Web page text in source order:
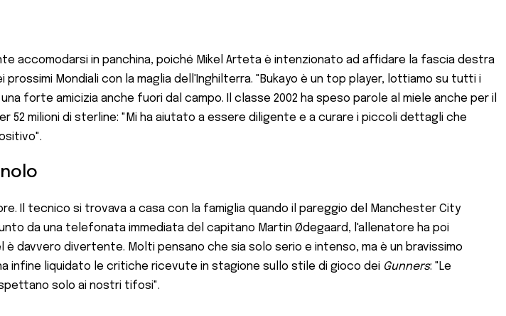
accomodarsi in panchina, poiché Mikel Arteta è intenzionato ad affidare la fascia destra
Mondiali con la maglia dell'Inghilterra. "Bukayo è un top player, lottiamo su tutti i
forte amicizia anche fuori dal campo. Il classe 2002 ha speso parole al miele anche per il
milioni di sterline: "Mi ha aiutato a essere diligente e a curare i piccoli dettagli che
Il tecnico si trovava a casa con la famiglia quando il pareggio del Manchester City
da una telefonata immediata del capitano Martin Ødegaard, l'allenatore ha poi
davvero divertente. Molti pensano che sia solo serio e intenso, ma è un bravissimo
infine liquidato le critiche ricevute in stagione sullo stile di gioco dei Gunners: "Le
solo ai nostri tifosi".